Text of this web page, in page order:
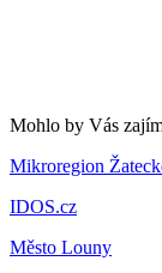
Mohlo by Vás
Mikroregion
IDOS.cz
Město Louny